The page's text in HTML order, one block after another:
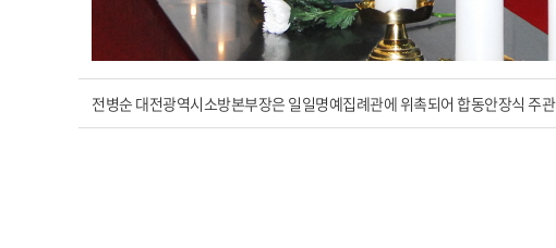
전병순 대전광역시소방본부장은 일일명예집례관에 위촉되어 합동안장식 주관